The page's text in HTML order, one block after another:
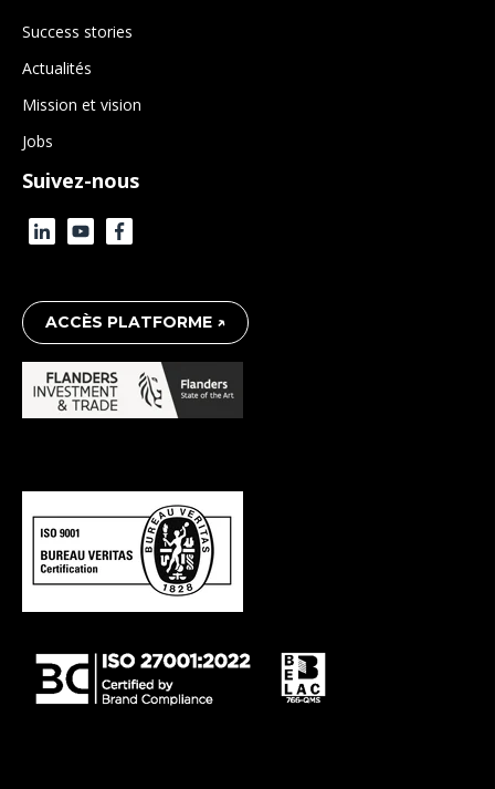
Success stories
Actualités
Mission et vision
Jobs
Suivez-nous
ACCÈS PLATFORME ↗